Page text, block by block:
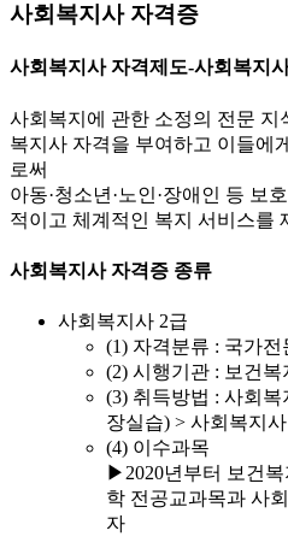
사회복지사 자격증
사회복지사 자격제도-사회복지
사회복지에 관한 소정의 전문 지
복지사 자격을 부여하고 이들에
로써
아동·청소년·노인·장애인 등 보
적이고 체계적인 복지 서비스를
사회복지사 자격증 종류
사회복지사 2급
(1) 자격분류 : 국가전
(2) 시행기관 : 보건복
(3) 취득방법 : 사회
장실습) > 사회복지
(4) 이수과목
▶2020년부터 보건
학 전공교과목과 사
자